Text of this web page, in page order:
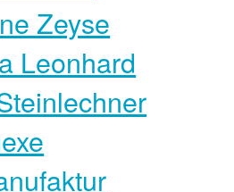
Zeyse
Leonhard